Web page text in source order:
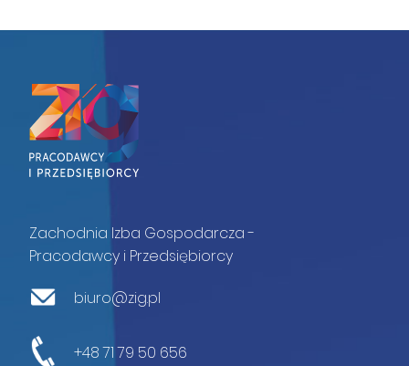
Zachodnia Izba Gospodarcza -
Pracodawcy i Przedsiębiorcy
biuro@zig.pl
+48 71 79 50 656